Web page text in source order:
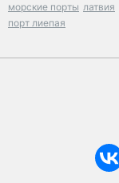
морские порты латвия
порт лиепая